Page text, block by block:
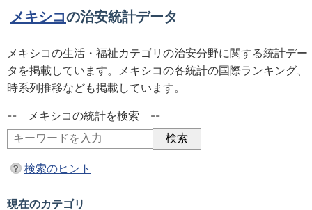
メキシコの治安統計データ
メキシコの生活・福祉カテゴリの治安分野に関する統計デー
タを掲載しています。メキシコの各統計の国際ランキング、
時系列推移なども掲載しています。
-- メキシコの統計を検索 --
検索のヒント
現在のカテゴリ